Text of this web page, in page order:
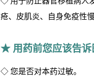
疮、皮肌炎、自身免疫性
★ 用药前您应该告诉
◇ 您是否对本药过敏。